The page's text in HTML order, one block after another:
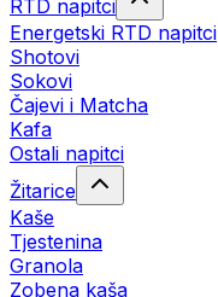
RTD napitci
Energetski RTD napitci
Shotovi
Sokovi
Čajevi i Matcha
Kafa
Ostali napitci
Žitarice
Kaše
Tjestenina
Granola
Zobena kaša